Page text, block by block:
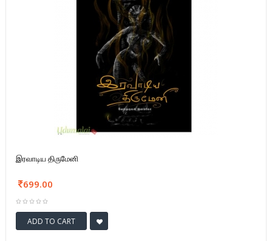
இரவாடிய திருமேனி
699.00
ADD TO CART